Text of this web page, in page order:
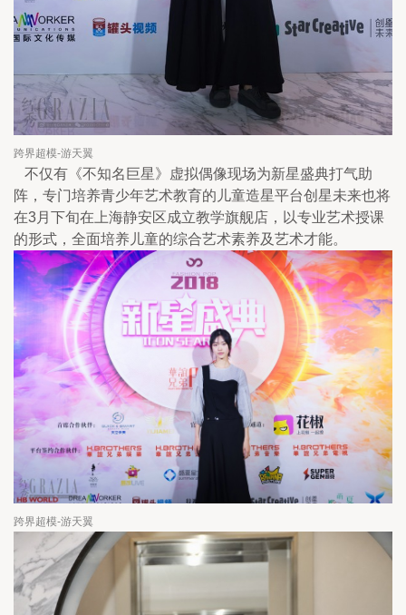
跨界超模-游天翼
不仅有《不知名巨星》虚拟偶像现场为新星盛典打气助
阵，专门培养青少年艺术教育的儿童造星平台创星未来也将
在3月下旬在上海静安区成立教学旗舰店，以专业艺术授课
的形式，全面培养儿童的综合艺术素养及艺术才能。
跨界超模-游天翼